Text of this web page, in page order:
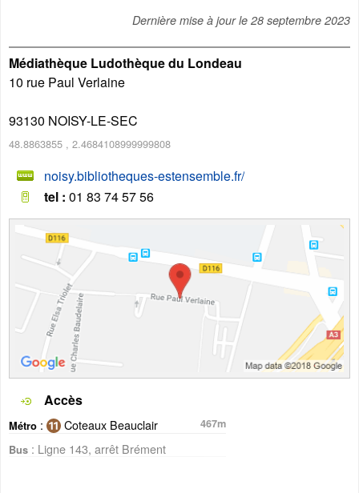
Dernière mise à jour le 28 septembre 2023
Médiathèque Ludothèque du Londeau
10 rue Paul Verlaine
93130 NOISY-LE-SEC
48.8863855 , 2.4684108999999808
noisy.bibliotheques-estensemble.fr/
tel : 01 83 74 57 56
Accès
Métro : Coteaux Beauclair
467m
Bus : Ligne 143, arrêt Brément